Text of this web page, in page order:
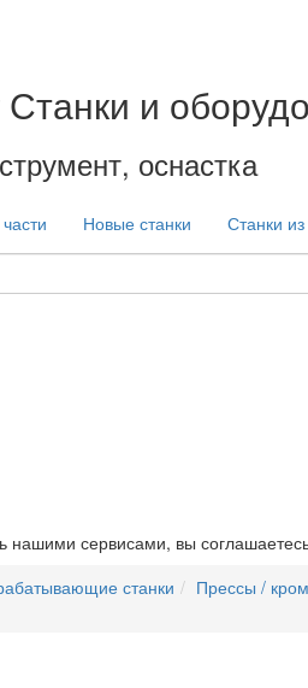
Станки и
оснастка
Новые станки Станки
нашими сервисами, вы
станки Прессы /